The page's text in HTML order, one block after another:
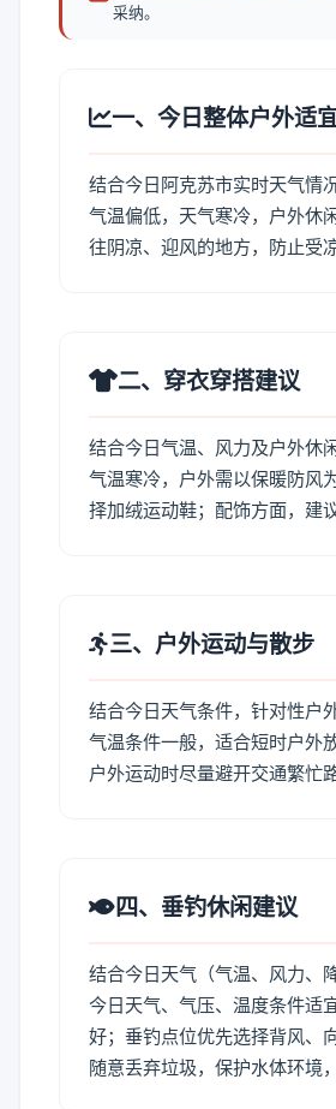
采纳。
一、今日整体户外适
结合今日阿克苏市实时天气情
气温偏低，天气寒冷，户外休
往阴凉、迎风的地方，防止受凉
二、穿衣穿搭建议
结合今日气温、风力及户外休
气温寒冷，户外需以保暖防风
择加绒运动鞋；配饰方面，建
三、户外运动与散步
结合今日天气条件，针对性户
气温条件一般，适合短时户外
户外运动时尽量避开交通繁忙
四、垂钓休闲建议
结合今日天气（气温、风力、
今日天气、气压、温度条件适
好；垂钓点位优先选择背风、
随意丢弃垃圾，保护水体环境